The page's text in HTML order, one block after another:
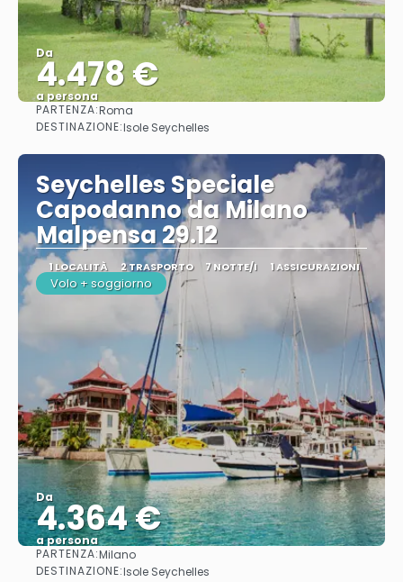
Da
4.478 €
a persona
Vedere
PARTENZA:Roma
DESTINAZIONE:Isole Seychelles
Seychelles Speciale
Capodanno da Milano
Malpensa 29.12
1 LOCALITÀ 2 TRASPORTO 7 NOTTE/I 1 ASSICURAZIONI
Volo + soggiorno
Da
4.364 €
a persona
Vedere
PARTENZA:Milano
DESTINAZIONE:Isole Seychelles